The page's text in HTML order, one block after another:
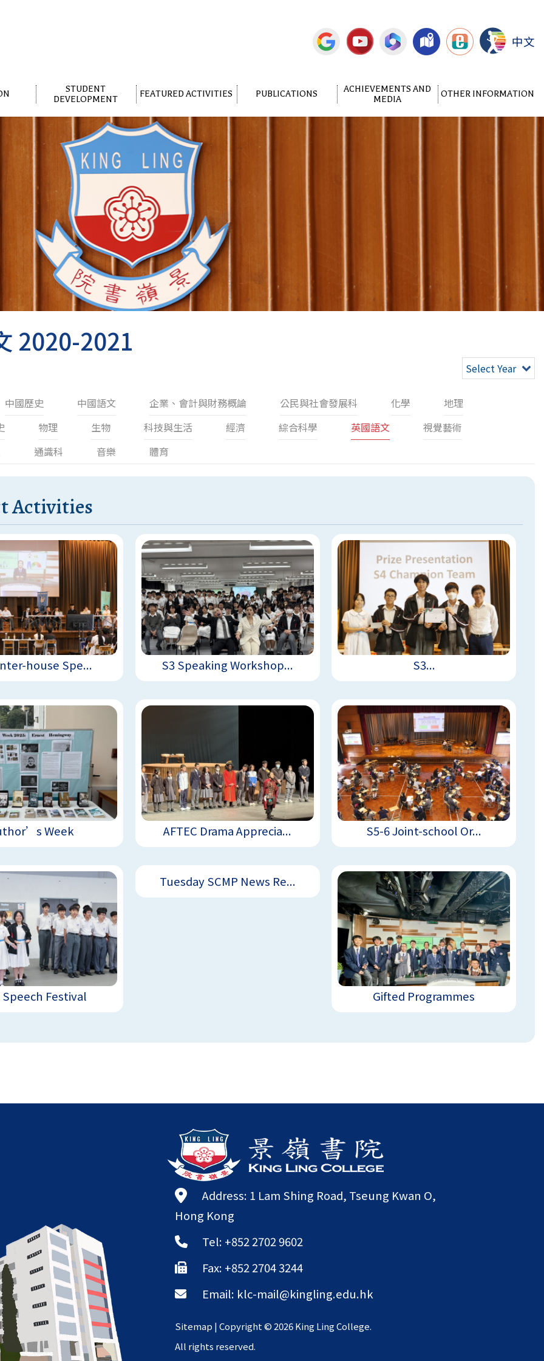
中文
STUDENT
DEVELOPMENT
FEATURED ACTIVITIES PUBLICATIONS
ACHIEVEMENTS AND
MEDIA
OTHER INFORMATION
2020-2021
Select Year
中國歷史 中國語文 企業、會計與財務概論 公民與社會發展科 化學
地理
物理 生物 科技與生活 經濟 綜合科學 英國語文
視覺藝術
通識科 音樂 體育
Activities
house Spe... S3 Speaking Workshop... S3...
Week AFTEC Drama Apprecia... S5-6 Joint-school Or...
Festival
Tuesday SCMP News Re...
Gifted Programmes
Address: 1 Lam Shing Road, Tseung Kwan O,
Hong Kong
Tel: +852 2702 9602
Fax: +852 2704 3244
Email: klc-mail@kingling.edu.hk
Sitemap | Copyright ©2026 King Ling College.
All rights reserved.